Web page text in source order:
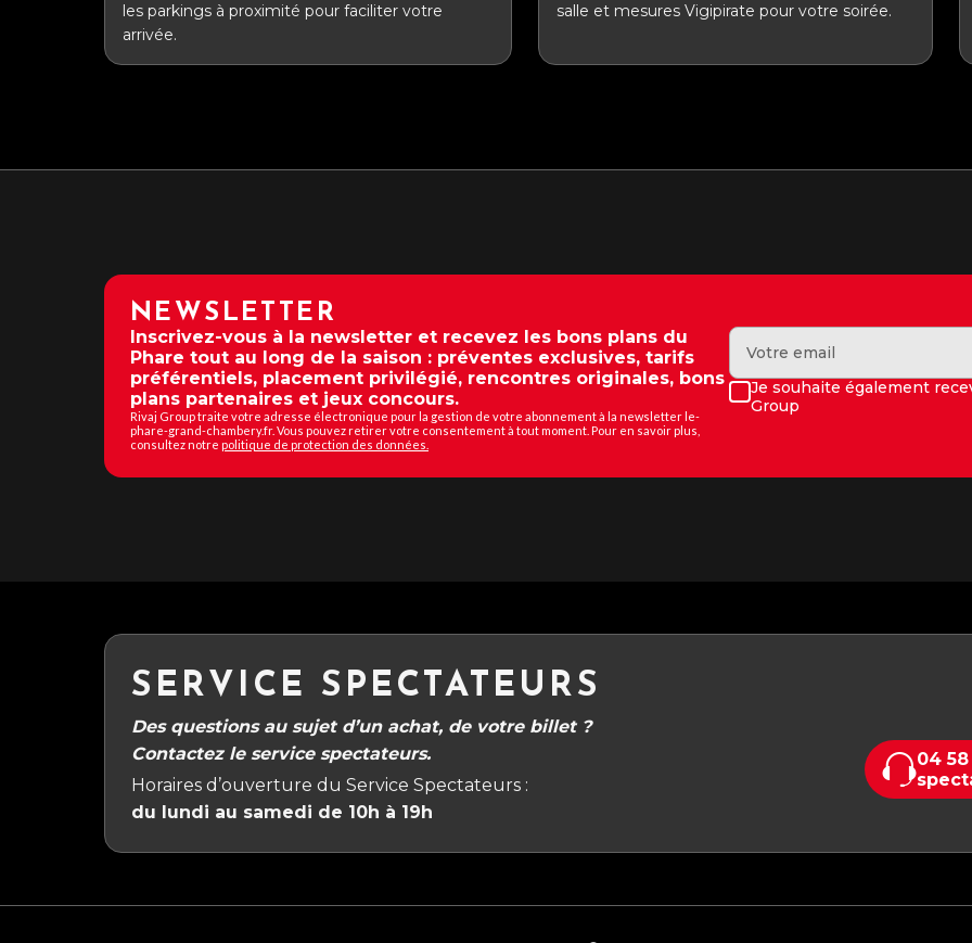
les parkings à proximité pour faciliter votre
arrivée.
salle et mesures Vigipirate pour votre soirée.
NEWSLETTER
Inscrivez-vous à la newsletter et recevez les bons plans du
Phare tout au long de la saison : préventes exclusives, tarifs
préférentiels, placement privilégié, rencontres originales, bons
plans partenaires et jeux concours.
Rivaj Group traite votre adresse électronique pour la gestion de votre abonnement à la newsletter le-
phare-grand-chambery.fr. Vous pouvez retirer votre consentement à tout moment. Pour en savoir plus,
consultez notre politique de protection des données.
Je souhaite également
Group
SERVICE SPECTATEURS
Des questions au sujet d’un achat, de votre billet ?
Contactez le service spectateurs.
Horaires d’ouverture du Service Spectateurs :
du lundi au samedi de 10h à 19h
04